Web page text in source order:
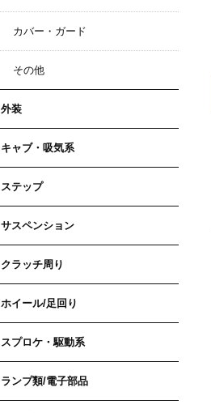
カバー・ガード
その他
外装
キャブ・吸気系
ステップ
サスペンション
クラッチ周り
ホイール/足回り
スプロケ・駆動系
ランプ類/電子部品